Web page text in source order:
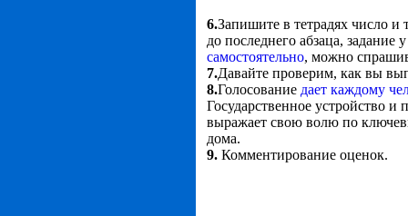
6.Запишите в тетрадях число и
до последнего абзаца,
самостоятельно, можно
7.Давайте проверим, как вы
8.Голосование дает каждому
Государственное устройство
выражает свою волю по
дома.
9. Комментирование оценок.